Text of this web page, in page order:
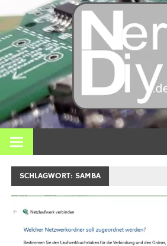
Bei nerdiy.de dreht sich alles um
Druck, Smart Home und viele
SCHLAGWORT: SAMBA